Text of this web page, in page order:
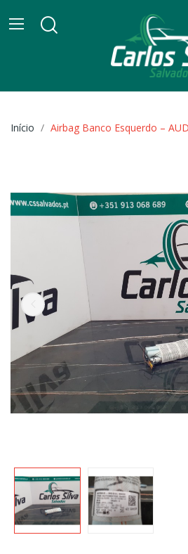
Início Airbag Banco Esquerdo –